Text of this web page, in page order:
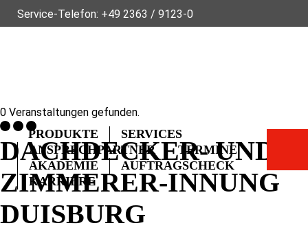
Service-Telefon: +49 2363 / 9123-0
PRODUKTE
SERVICES
ANSPRECHPARTNER
TERMINE
AKADEMIE
AUFTRAGSCHECK
KARRIERE
0 Veranstaltungen gefunden.
DACHDECKER- UND
ZIMMERER-INNUNG
DUISBURG